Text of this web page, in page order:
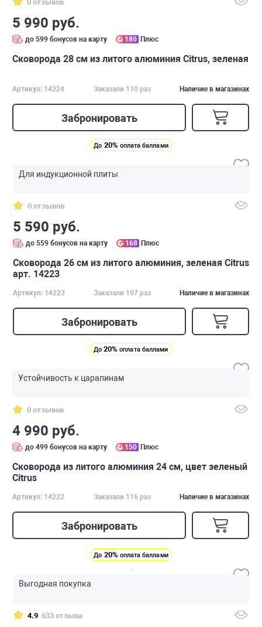
0 отзывов
5 990 руб.
до 599 бонусов на карту 180 Плюс
Сковорода 28 см из литого алюминия Citrus, зеленая
Артикул: 14224 Заказали 110 раз Наличие в магазинах
Забронировать
До 20% оплата баллами
Для индукционной плиты
0 отзывов
5 590 руб.
до 559 бонусов на карту 168 Плюс
Сковорода 26 см из литого алюминия, зеленая Citrus
арт. 14223
Артикул: 14223 Заказали 107 раз Наличие в магазинах
Забронировать
До20% оплата баллами
Устойчивость к царапинам
0 отзывов
4 990 руб.
до 499 бонусов на карту 150 Плюс
Сковорода из литого алюминия 24 см, цвет зеленый
Citrus
Артикул: 14222 Заказали 116 раз Наличие в магазинах
Забронировать
До 20% оплата баллами
Выгодная покупка
4.9 633 отзыва